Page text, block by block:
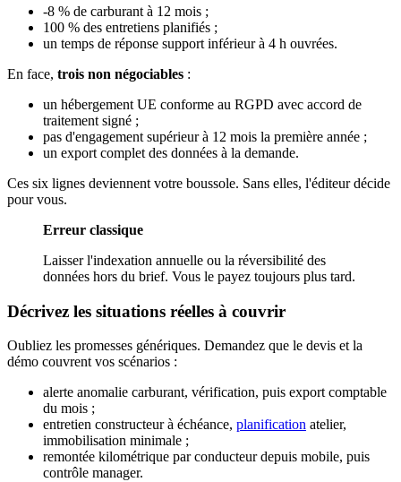
-8 % de carburant à 12 mois ;
100 % des entretiens planifiés ;
un temps de réponse support inférieur à 4 h ouvrées.
En face, trois non négociables :
un hébergement UE conforme au RGPD avec accord de
traitement signé ;
pas d'engagement supérieur à 12 mois la première année ;
un export complet des données à la demande.
Ces six lignes deviennent votre boussole. Sans elles, l'éditeur décide
pour vous.
Erreur classique
Laisser l'indexation annuelle ou la réversibilité des
données hors du brief. Vous le payez toujours plus tard.
Décrivez les situations réelles à couvrir
Oubliez les promesses génériques. Demandez que le devis et la
démo couvrent vos scénarios :
alerte anomalie carburant, vérification, puis export comptable
du mois ;
entretien constructeur à échéance, planification atelier,
immobilisation minimale ;
remontée kilométrique par conducteur depuis mobile, puis
contrôle manager.